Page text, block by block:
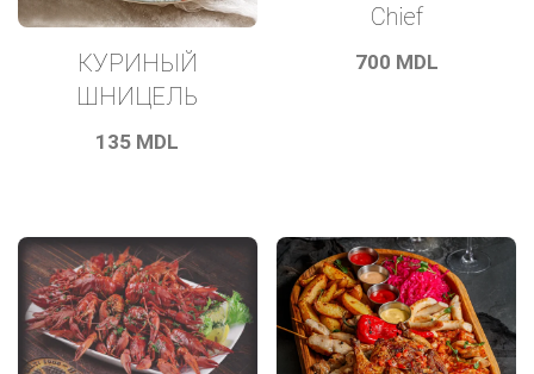
КУРИНЫЙ
ШНИЦЕЛЬ
135 MDL
Chief
700 MDL